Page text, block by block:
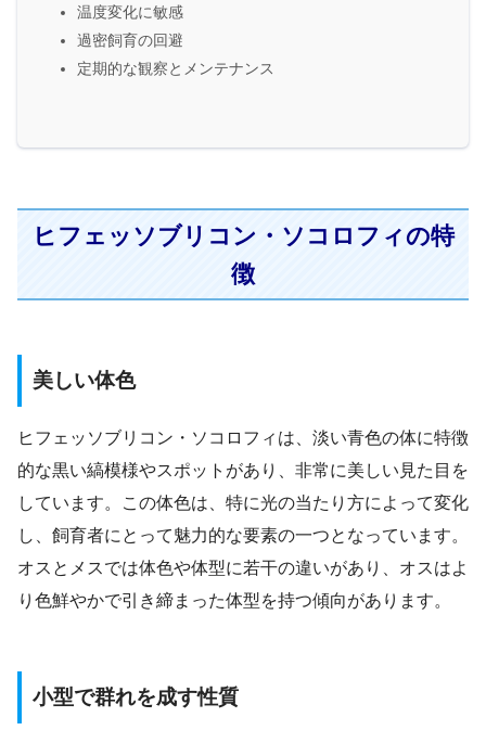
温度変化に敏感
過密飼育の回避
定期的な観察とメンテナンス
ヒフェッソブリコン・ソコロフィの特
徴
美しい体色
ヒフェッソブリコン・ソコロフィは、淡い青色の体に特徴
的な黒い縞模様やスポットがあり、非常に美しい見た目を
しています。この体色は、特に光の当たり方によって変化
し、飼育者にとって魅力的な要素の一つとなっています。
オスとメスでは体色や体型に若干の違いがあり、オスはよ
り色鮮やかで引き締まった体型を持つ傾向があります。
小型で群れを成す性質